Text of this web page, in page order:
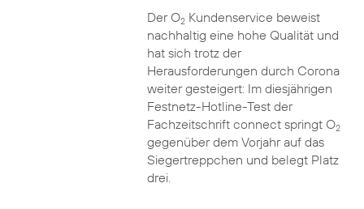
Der O2Kundenservice beweist
nachhaltig eine hohe Qualität und
hat sich trotz der
Herausforderungen durch Corona
weiter gesteigert: Im diesjährigen
Festnetz-Hotline-Test der
Fachzeitschrift connect springt O2
gegenüber dem Vorjahr auf das
Siegertreppchen und belegt Platz
drei.